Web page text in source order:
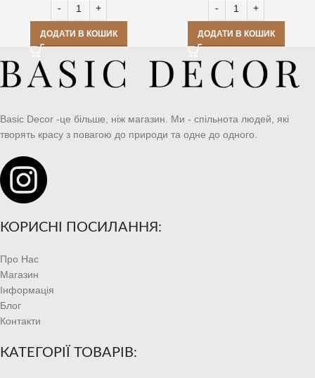
ДОДАТИ В КОШИК ДОДАТИ В КОШИК
Basic Decor -це більше, ніж магазин. Ми - спільнота людей, які
творять красу з повагою до природи та одне до одного.
КОРИСНІ ПОСИЛАННЯ:
Про Нас
Магазин
Інформація
Блог
Контакти
КАТЕГОРІЇ ТОВАРІВ: